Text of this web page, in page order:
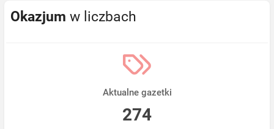
Okazjum w liczbach
Aktualne gazetki
274